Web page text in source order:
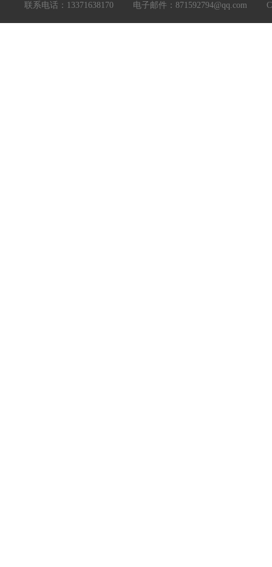
联系电话：13371638170 电子邮件：871592794@qq.com